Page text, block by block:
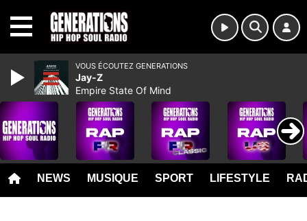
NEWS MUSIQUE SPORT LIFESTYLE
VOUS ÉCOUTEZ GENERATIONS
Jay-Z
Empire State Of Mind